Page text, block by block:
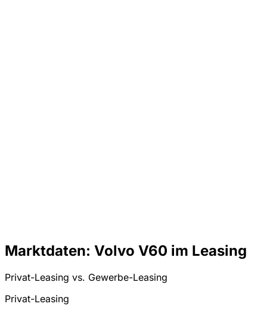
Marktdaten: Volvo V60 im Leasing
Privat-Leasing vs. Gewerbe-Leasing
Privat-Leasing